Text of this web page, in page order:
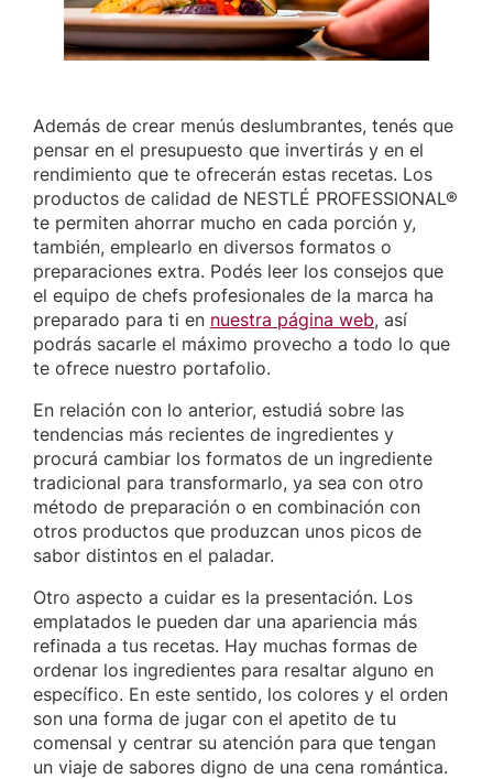
Además de crear menús deslumbrantes, tenés que
pensar en el presupuesto que invertirás y en el
rendimiento que te ofrecerán estas recetas. Los
productos de calidad de NESTLÉ PROFESSIONAL®
te permiten ahorrar mucho en cada porción y,
también, emplearlo en diversos formatos o
preparaciones extra. Podés leer los consejos que
el equipo de chefs profesionales de la marca ha
preparado para ti en nuestra página web, así
podrás sacarle el máximo provecho a todo lo que
te ofrece nuestro portafolio.
En relación con lo anterior, estudiá sobre las
tendencias más recientes de ingredientes y
procurá cambiar los formatos de un ingrediente
tradicional para transformarlo, ya sea con otro
método de preparación o en combinación con
otros productos que produzcan unos picos de
sabor distintos en el paladar.
Otro aspecto a cuidar es la presentación. Los
emplatados le pueden dar una apariencia más
refinada a tus recetas. Hay muchas formas de
ordenar los ingredientes para resaltar alguno en
específico. En este sentido, los colores y el orden
son una forma de jugar con el apetito de tu
comensal y centrar su atención para que tengan
un viaje de sabores digno de una cena romántica.